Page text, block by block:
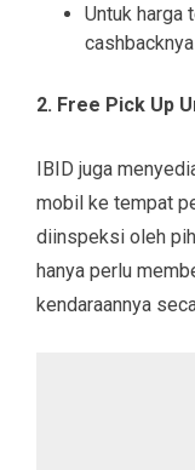
Untuk harga
2. Free Pick Up
IBID juga
mobil ke tempat
diinspeksi oleh
hanya perlu
kendaraannya